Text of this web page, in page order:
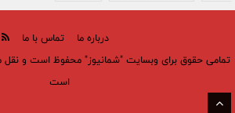
درباره ما
تماس با ما
تمامی حقوق برای وبسایت "شمانیوز" محفوظ است و نقل
است